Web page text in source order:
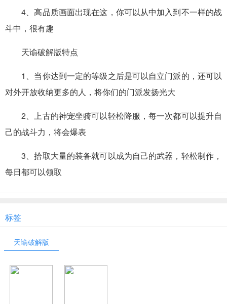
4、高品质画面出现在这，你可以从中加入到不一样的战
斗中，很有趣
天谕破解版特点
1、当你达到一定的等级之后是可以自立门派的，还可以
对外开放收纳更多的人，将你们的门派发扬光大
2、上古的神宠坐骑可以轻松降服，每一次都可以提升自
己的战斗力，将会爆表
3、拾取大量的装备就可以成为自己的武器，轻松制作，
每日都可以领取
标签
天谕破解版